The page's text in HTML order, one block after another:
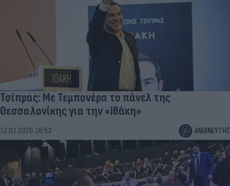
Τσίπρας: Με Τεμπονέρα το πάνελ της
Θεσσαλονίκης για την «Ιθάκη»
12.01.2026 16:53 ΑΝΙΧΝΕΥΤΗΣ